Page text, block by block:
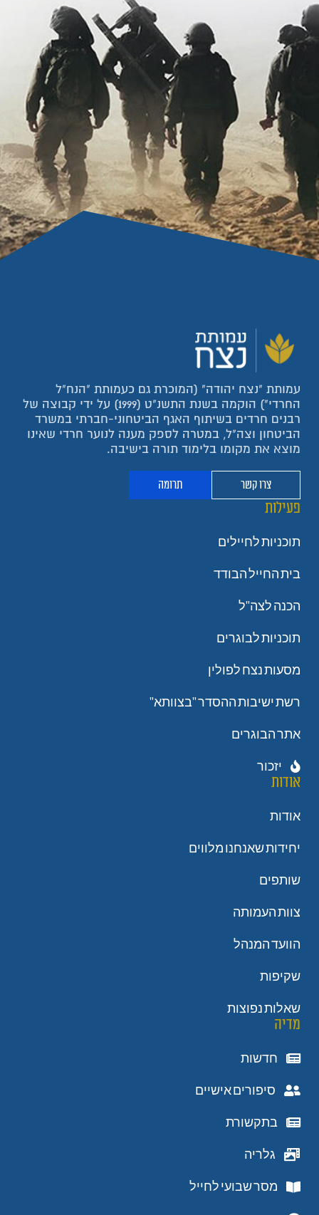
עמותת "נצח יהודה" (המוכרת גם כעמותת "הנח"ל
החרדי") הוקמה בשנת התשנ"ט (1999) על ידי קבוצה של
רבנים חרדים בשיתוף האגף הביטחוני-חברתי במשרד
הביטחון וצה"ל, במטרה לספק מענה לנוער חרדי שאינו
מוצא את מקומו בלימוד תורה בישיבה.
צרו קשר תרומה
פעילות
תוכניות לחיילים
בית החייל הבודד
הכנה לצה"ל
תוכניות לבוגרים
מסעות נצח לפולין
רשת ישיבות ההסדר "בצוותא"
אתר הבוגרים
יזכור
אודות
אודות
יחידות שאנחנו מלווים
שותפים
צוות העמותה
הוועד המנהל
שקיפות
שאלות נפוצות
מדיה
חדשות
סיפורים אישיים
בתקשורת
גלריה
מסר שבועי לחייל